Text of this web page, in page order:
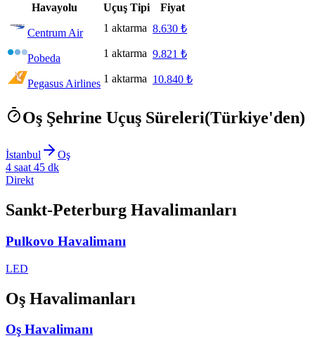
Havayolu
Uçuş Tipi Fiyat
Centrum Air 1 aktarma 8.630 ₺
Pobeda 1 aktarma 9.821 ₺
Pegasus Airlines 1 aktarma 10.840 ₺
Oş Şehrine Uçuş Süreleri(Türkiye'den)
İstanbul
Oş
4 saat 45 dk
Direkt
Sankt-Peterburg Havalimanları
Pulkovo Havalimanı
LED
Oş Havalimanları
Oş Havalimanı